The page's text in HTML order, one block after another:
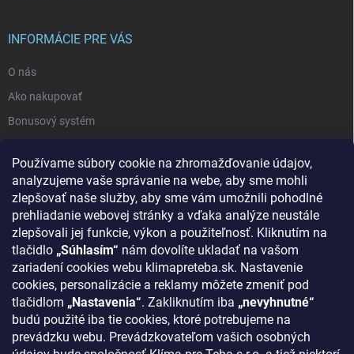
Používame súbory cookie na zhromažďovanie údajov,
analyzujeme vaše správanie na webe, aby sme mohli
zlepšovať naše služby, aby sme vám umožnili pohodlné
prehliadanie webovej stránky a vďaka analýze neustále
zlepšovali jej funkcie, výkon a použiteľnosť. Kliknutím na
tlačidlo „Súhlasím“ nám dovolíte ukladať na vašom
zariadení cookies webu klimapreteba.sk. Nastavenie
cookies, personalizácie a reklamy môžete zmeniť pod
tlačidlom „Nastavenia“. Zakliknutím iba „nevyhnutné“
budú použité iba tie cookies, ktoré potrebujeme na
prevádzku webu. Prevádzkovateľom vašich osobných
INFORMÁCIE PRE VÁS
O nás
Ako nakupovať
Bonusový systém
Blog - najnovšie články
Obchodné podmienky
Podmienky ochrany osobných údajov
Odstúpenie od zmluvy
Kontakty
KONTAKT
klima@klimapreteba.sk